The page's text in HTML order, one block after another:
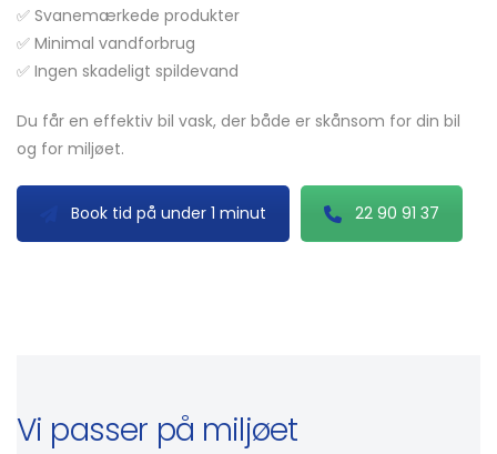
✅ Svanemærkede produkter
✅ Minimal vandforbrug
✅ Ingen skadeligt spildevand
Du får en effektiv bil vask, der både er skånsom for din bil
og for miljøet.
Book tid på under 1 minut 22 90 91 37
Vi passer på miljøet